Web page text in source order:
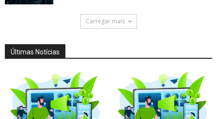
Carregar mais
Últimas Notícias